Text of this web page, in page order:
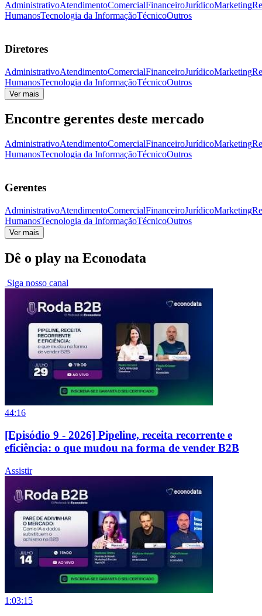
AdministrativoAtendimentoComercialFinanceiroJurídicoMarketing
HumanosTecnologia da InformaçãoTécnicoOutros
Diretores
AdministrativoAtendimentoComercialFinanceiroJurídicoMarketing
HumanosTecnologia da InformaçãoTécnicoOutros
Ver mais
Encontre gerentes deste mercado
AdministrativoAtendimentoComercialFinanceiroJurídicoMarketing
HumanosTecnologia da InformaçãoTécnicoOutros
Gerentes
AdministrativoAtendimentoComercialFinanceiroJurídicoMarketing
HumanosTecnologia da InformaçãoTécnicoOutros
Ver mais
Dê o play na Econodata
Siga nosso canal
44:16
[Episódio 9 - 2026] Pipeline, receita recorrente e
eficiência: o que mudou na forma de vender B2B
Assistir
1:03:15